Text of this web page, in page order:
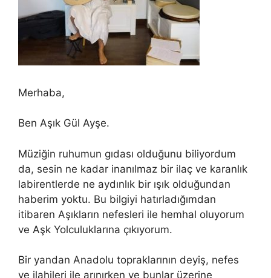
Merhaba,
Ben Aşık Gül Ayşe.
Müziğin ruhumun gıdası olduğunu biliyordum
da, sesin ne kadar inanılmaz bir ilaç ve karanlık
labirentlerde ne aydınlık bir ışık olduğundan
haberim yoktu. Bu bilgiyi hatırladığımdan
itibaren Aşıkların nefesleri ile hemhal oluyorum
ve Aşk Yolculuklarına çıkıyorum.
Bir yandan Anadolu topraklarının deyiş, nefes
ve ilahileri ile arınırken ve bunlar üzerine